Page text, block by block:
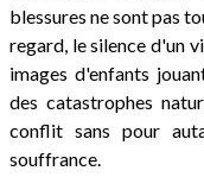
blessures ne sont pas
regard, le silence d'un
images d'enfants
des catastrophes
conflit sans pour
souffrance.